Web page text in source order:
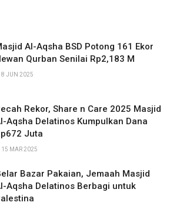
Al-Aqsha BSD Potong 161 Ekor
Qurban Senilai Rp2,183 M
8 JUN 2025
Rekor, Share n Care 2025 Masjid
Aqsha Delatinos Kumpulkan Dana
Juta
15 MAR 2025
Bazar Pakaian, Jemaah Masjid
Aqsha Delatinos Berbagi untuk